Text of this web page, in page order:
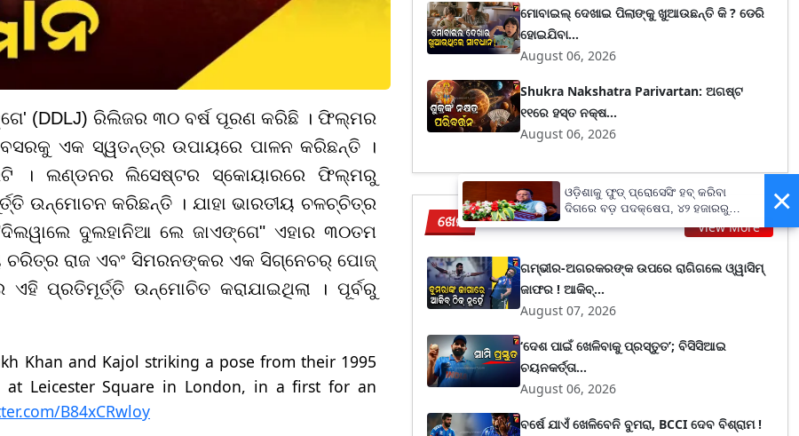
(DDLJ) ରିଲିଜର ୩୦ ବର୍ଷ ପୂରଣ କରିଛି । ଫିଲ୍ମର
ଏକ ସ୍ୱତନ୍ତ୍ର ଉପାୟରେ ପାଳନ କରିଛନ୍ତି ।
। ଲଣ୍ଡନର ଲିସେଷ୍ଟର ସ୍କୋୟାରରେ ଫିଲ୍ମରୁ
ଉନ୍ମୋଚନ କରିଛନ୍ତି । ଯାହା ଭାରତୀୟ ଚଳଚ୍ଚିତ୍ର
ଦୁଲହାନିଆ ଲେ ଜାଏଙ୍ଗେ" ଏହାର ୩୦ତମ
ଚରିତ୍ର ରାଜ ଏବଂ ସିମରନଙ୍କର ଏକ ସିଗ୍ନେଚର୍ ପୋଜ୍
ପ୍ରତିମୂର୍ତ୍ତି ଉନ୍ମୋଚିତ କରାଯାଇଥିଲା । ପୂର୍ବରୁ
Khan and Kajol striking a pose from their 1995
at Leicester Square in London, in a first for an
B84xCRwloy
ମୋବାଇଲ୍ ଦେଖାଇ ପିଲାଙ୍କୁ ଖୁଆଉଛନ୍ତି କି ? ଡେରି
ହୋଇଯିବା...
August 06, 2026
Shukra Nakshatra Parivartan: ଅଗଷ୍ଟ
୧୧ରେ ହସ୍ତ ନକ୍ଷ...
August 06, 2026
ଖେଳ View More
ଗମ୍ଭୀର-ଅଗରକରଙ୍କ ଉପରେ ରାଗିଗଲେ ଓ୍ୱାସିମ୍
ଜାଫର ! ଆକିବ୍...
August 07, 2026
‘ଦେଶ ପାଇଁ ଖେଳିବାକୁ ପ୍ରସ୍ତୁତ’; ବିସିସିଆଇ
ଚୟନକର୍ତ୍ତା...
August 06, 2026
ବର୍ଷେ ଯାଏଁ ଖେଳିବେନି ବୁମରା, BCCI ଦେବ ବିଶ୍ରାମ !
×
ଓଡ଼ିଶାକୁ ଫୁଡ୍ ପ୍ରୋସେସିଂ ହବ୍ କରିବା
ଦିଗରେ ବଡ଼ ପଦକ୍ଷେପ, ୪୨ ହଜାରରୁ
ଅଧିକ ନିଯୁକ୍ତି ସୁଯୋଗ